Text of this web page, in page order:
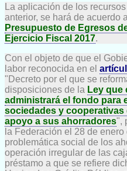
La aplicación de los
anterior, se hará de acuerdo
Presupuesto de Egresos
Ejercicio Fiscal 2017.
Con el objeto de que el
labor reconocida en el
"Decreto por el que se
disposiciones de la Ley que
administrará el fondo para
sociedades y
apoyo a sus ahorradores",
la Federación el 28 de
problemática social de los
operación irregular de las
préstamo a que se refiere